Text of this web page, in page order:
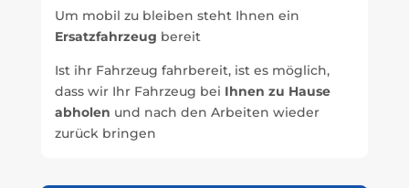
Um mobil zu bleiben steht Ihnen ein
Ersatzfahrzeug bereit
Ist ihr Fahrzeug fahrbereit, ist es möglich,
dass wir Ihr Fahrzeug bei Ihnen zu Hause
abholen und nach den Arbeiten wieder
zurück bringen